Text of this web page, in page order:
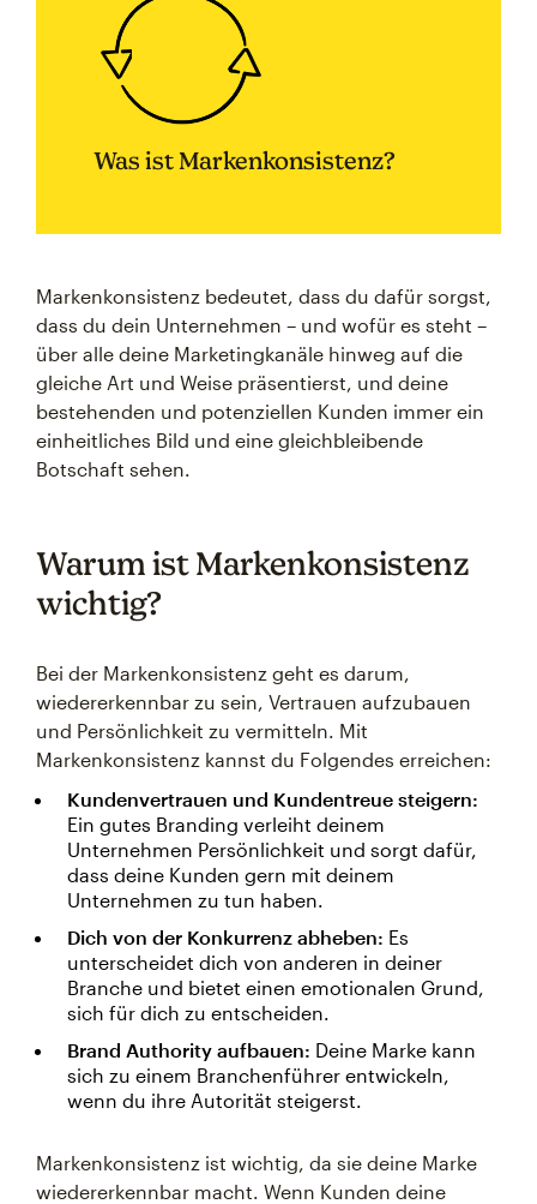
Was ist Markenkonsistenz?
Markenkonsistenz bedeutet, dass du dafür sorgst,
dass du dein Unternehmen – und wofür es steht –
über alle deine Marketingkanäle hinweg auf die
gleiche Art und Weise präsentierst, und deine
bestehenden und potenziellen Kunden immer ein
einheitliches Bild und eine gleichbleibende
Botschaft sehen.
Warum ist Markenkonsistenz
wichtig?
Bei der Markenkonsistenz geht es darum,
wiedererkennbar zu sein, Vertrauen aufzubauen
und Persönlichkeit zu vermitteln. Mit
Markenkonsistenz kannst du Folgendes erreichen:
Kundenvertrauen und Kundentreue steigern:
Ein gutes Branding verleiht deinem
Unternehmen Persönlichkeit und sorgt dafür,
dass deine Kunden gern mit deinem
Unternehmen zu tun haben.
Dich von der Konkurrenz abheben: Es
unterscheidet dich von anderen in deiner
Branche und bietet einen emotionalen Grund,
sich für dich zu entscheiden.
Brand Authority aufbauen: Deine Marke kann
sich zu einem Branchenführer entwickeln,
wenn du ihre Autorität steigerst.
Markenkonsistenz ist wichtig, da sie deine Marke
wiedererkennbar macht. Wenn Kunden deine